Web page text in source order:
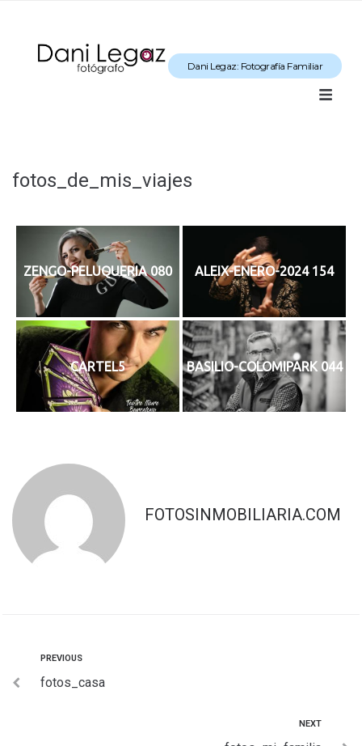
Dani Legaz: Fotografía Familiar
fotos_de_mis_viajes
ZENGO-PELUQUERIA 080 ALEIX-ENERO-2024 154
CARTEL5 BASILIO-COLOMIPARK 044
FOTOSINMOBILIARIA.COM
PREVIOUS
fotos_casa
NEXT